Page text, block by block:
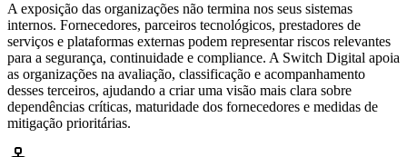
A exposição das organizações não termina nos seus sistemas
internos. Fornecedores, parceiros tecnológicos, prestadores de
serviços e plataformas externas podem representar riscos relevantes
para a segurança, continuidade e compliance. A Switch Digital apoia
as organizações na avaliação, classificação e acompanhamento
desses terceiros, ajudando a criar uma visão mais clara sobre
dependências críticas, maturidade dos fornecedores e medidas de
mitigação prioritárias.